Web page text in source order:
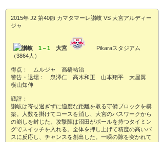
2015年 J2 第40節 カマタマーレ讃岐 VS 大宮アルディー
ジャ
讃岐 1－1 大宮
Pikaraスタジアム
（3864人）
得点： ムルジャ 高橋祐治
警告・退場： 泉澤仁 高木和正 山本翔平 大屋翼
横山知伸
戦評：
讃岐は寄せ過ぎずに適度な距離を取る守備ブロックを構
築。人数を掛けてコースを消し、大宮のパスワークから
の崩しを封じた。攻撃陣は沼田がボールを持つタイミン
グでスイッチを入れる。全体を押し上げて精度の高いパ
スに反応し、チャンスを創出した。一瞬の隙を突かれて